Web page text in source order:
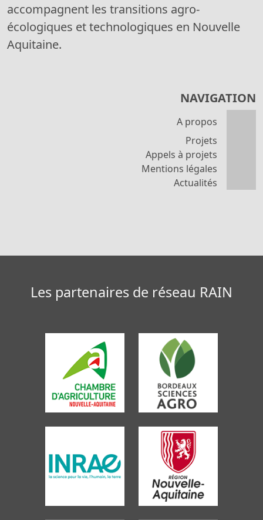
accompagnent les transitions agro-
écologiques et technologiques en Nouvelle
Aquitaine.
NAVIGATION
A propos
Projets
Appels à projets
Mentions légales
Actualités
Les partenaires de réseau RAIN